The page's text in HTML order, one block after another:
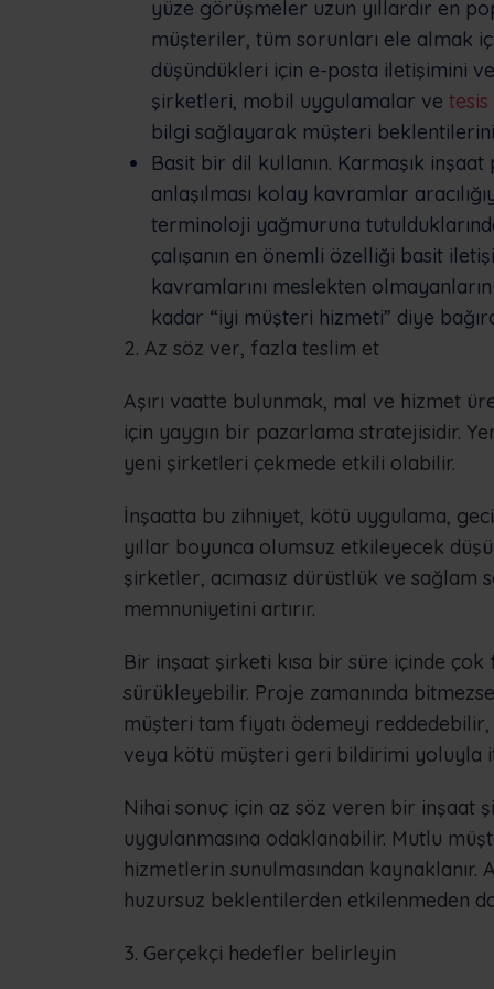
yüze görüşmeler uzun yıllardır en
müşteriler, tüm sorunları ele almak
düşündükleri için e-posta iletişimini
şirketleri, mobil uygulamalar ve tesis
bilgi sağlayarak müşteri beklentilerini
Basit bir dil kullanın. Karmaşık
anlaşılması kolay kavramlar
terminoloji yağmuruna
çalışanın en önemli özelliği basit
kavramlarını meslekten
kadar “iyi müşteri hizmeti” diye
2. Az söz ver, fazla teslim et
Aşırı vaatte bulunmak, mal ve hizmet
için yaygın bir pazarlama stratejisidir.
yeni şirketleri çekmede etkili olabilir.
İnşaatta bu zihniyet, kötü uygulama,
yıllar boyunca olumsuz etkileyecek
şirketler, acımasız dürüstlük ve
memnuniyetini artırır.
Bir inşaat şirketi kısa bir süre içinde
sürükleyebilir. Proje zamanında
müşteri tam fiyatı ödemeyi
veya kötü müşteri geri bildirimi yoluyla
Nihai sonuç için az söz veren bir inşaat
uygulanmasına odaklanabilir. Mutlu
hizmetlerin sunulmasından
huzursuz beklentilerden etkilenmeden
3. Gerçekçi hedefler belirleyin